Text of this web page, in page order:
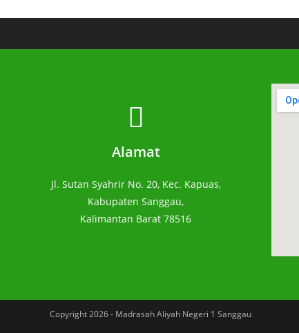
Alamat
Jl. Sutan Syahrir No. 20, Kec. Kapuas,
Kabupaten Sanggau,
Kalimantan Barat 78516
Copyright 2026 - Madrasah Aliyah Negeri 1 Sanggau